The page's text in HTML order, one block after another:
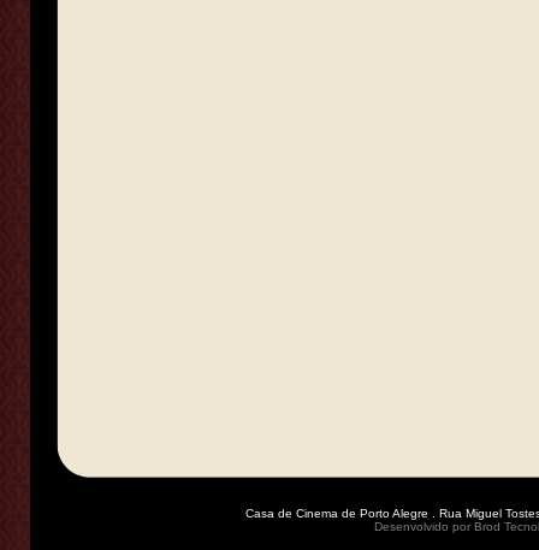
Casa de Cinema de Porto Alegre . Rua Miguel
Desenvolvido por Brod